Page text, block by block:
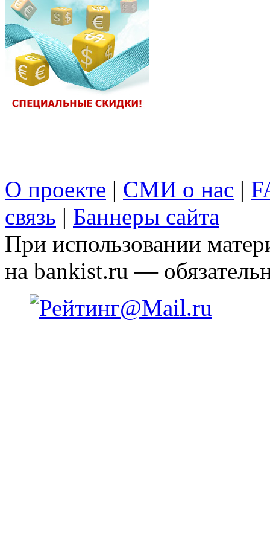
О проекте | СМИ о нас |
связь | Баннеры сайта
При использовании
на bankist.ru —